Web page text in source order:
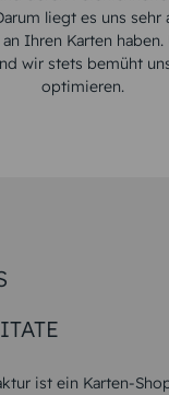
liegt es uns sehr
Ihren Karten haben.
wir stets bemüht
optimieren.
ist ein Karten-